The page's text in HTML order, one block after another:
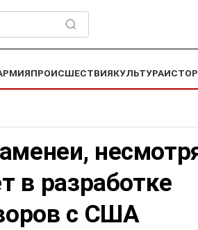
ПРОИСШЕСТВИЯКУЛЬТУРА
в разработке
с США